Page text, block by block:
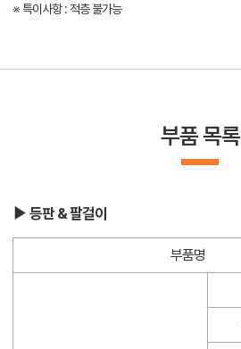
※ 특이사항 : 적층 불가능
부품 목록
▶ 등판 & 팔걸이
부품명